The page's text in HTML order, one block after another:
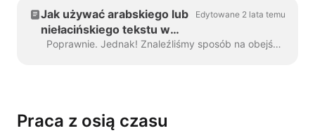
Jak używać arabskiego lub
niełacińskiego tekstu w
Wave.video
Edytowane 2 lata temu
Poprawnie. Jednak! Znaleźliśmy sposób na obejście tego problemu, dzięki kreatywnemu użytkownikowi i naszemu zespołowi wsparcia. Wystarczy utworzyć plik wektorowy/ima...
Praca z osią czasu